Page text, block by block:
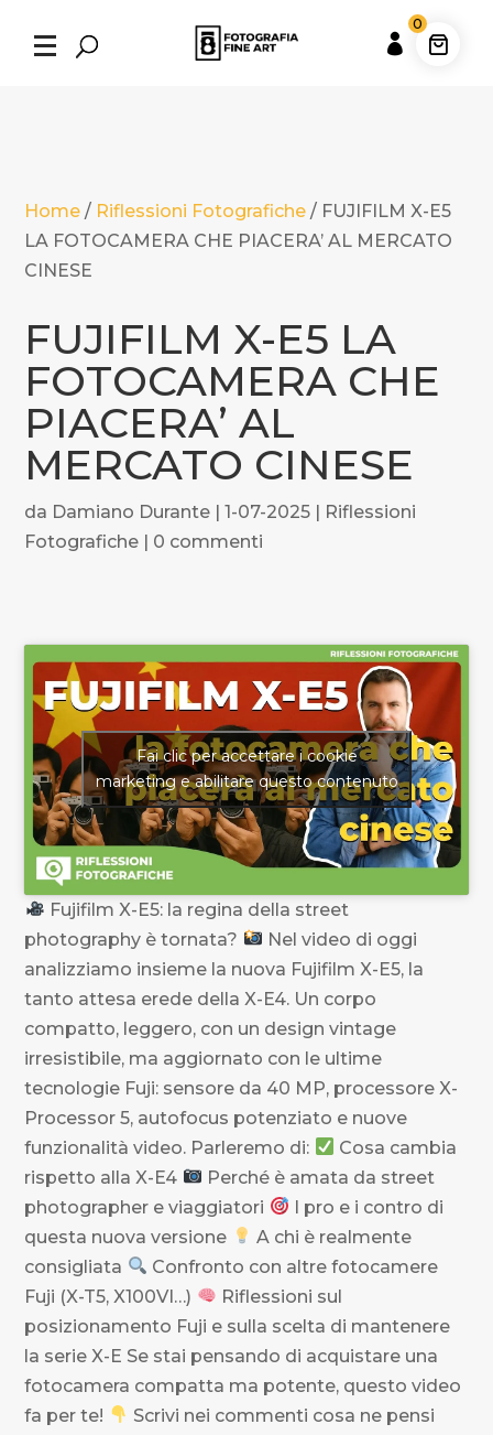

Home / Riflessioni Fotografiche / FUJIFILM X-E5
LA FOTOCAMERA CHE PIACERA’ AL MERCATO
CINESE
FUJIFILM X-E5 LA
FOTOCAMERA CHE
PIACERA’ AL
MERCATO CINESE
da Damiano Durante |1-07-2025 | Riflessioni
Fotografiche | 0 commenti
Fai clic per accettare i cookie
marketing e abilitare questo contenuto
Fujifilm X-E5: la regina della street
photography è tornata?
Nel video di oggi
analizziamo insieme la nuova Fujifilm X-E5, la
tanto attesa erede della X-E4. Un corpo
compatto, leggero, con un design vintage
irresistibile, ma aggiornato con le ultime
tecnologie Fuji: sensore da 40 MP, processore X-
Processor 5, autofocus potenziato e nuove
funzionalità video. Parleremo di:
Cosa cambia
rispetto alla X-E4
Perché è amata da street
photographer e viaggiatori
I pro e i contro di
questa nuova versione
A chi è realmente
consigliata
Confronto con altre fotocamere
Fuji (X-T5, X100VI…)
Riflessioni sul
posizionamento Fuji e sulla scelta di mantenere
la serie X-E Se stai pensando di acquistare una
fotocamera compatta ma potente, questo video
fa per te!
Scrivi nei commenti cosa ne pensi
0